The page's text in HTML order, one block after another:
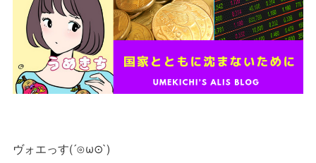
ヴォエっす(´⊙ω⊙`)